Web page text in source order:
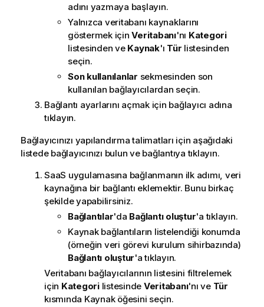
adını yazmaya başlayın.
Yalnızca veritabanı kaynaklarını
göstermek içinVeritabanı'nı Kategori
listesinden ve Kaynak'ı Tür listesinden
seçin.
Son kullanılanlar sekmesinden son
kullanılan bağlayıcılardan seçin.
Bağlantı ayarlarını açmak için bağlayıcı adına
tıklayın.
Bağlayıcınızı yapılandırma talimatları için aşağıdaki
listede bağlayıcınızı bulun ve bağlantıya tıklayın.
SaaS uygulamasına bağlanmanın ilk adımı, veri
kaynağına bir bağlantı eklemektir. Bunu birkaç
şekilde yapabilirsiniz.
Bağlantılar'da Bağlantı oluştur'a tıklayın.
Kaynak bağlantıların listelendiği konumda
(örneğin veri görevi kurulum sihirbazında)
Bağlantı oluştur'a tıklayın.
Veritabanı bağlayıcılarının listesini filtrelemek
için Kategorilistesinde Veritabanı'nı ve Tür
kısmında Kaynak öğesini seçin.